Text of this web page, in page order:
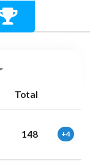
Total
148 +4